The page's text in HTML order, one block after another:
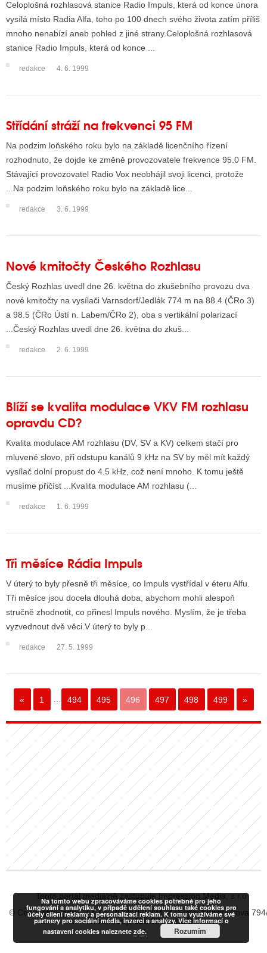
Celoplošná rozhlasová stanice Radio Impuls, která od konce února
vysílá místo Radia Alfa, toho po 100 dnech svého života zatím příliš
mnoho nenabízí aneb pohled z jiné strany.Celoplošná rozhlasová
stanice Radio Impuls, která od konce ...
redakce 4. 6. 1999
Střídání stráží na frekvenci 95 FM
Na podzim loňského roku bylo na základě licenčního řízení
rozhodnuto, že dojde ke změně provozovatele frekvence 95.0 FM.
Stávající provozovatel Radio Vox neobhájil svoji licenci, protože
...Na podzim loňského roku bylo na základě lice...
redakce 3. 6. 1999
Nové kmitočty Českého Rozhlasu
Český Rozhlas uvedl dne 26. května do zkušebního provozu dva
nové kmitočty na vysílači Varnsdorf/Jedlák 774 m na 88.4 (ČRo 3)
a 98.5 (ČRo Ústí n. Labem/ČRo 2), oba s vertikální polarizací
...Český Rozhlas uvedl dne 26. května do zkuš...
redakce 2. 6. 1999
Blíží se kvalita modulace VKV FM rozhlasu
opravdu CD?
Kvalita modulace AM rozhlasu (DV, SV a KV) celkem stačí pro
mluvené slovo, při odstupu kanálů 9 kHz na SV by měl mít každý
vysílač dolní propust do 4.5 kHz, což není mnoho. K tomu ještě
musíme přičíst ...Kvalita modulace AM rozhlasu (...
redakce 1. 6. 1999
Tři měsíce Rádia Impuls
V úterý to byly přesně tři měsíce, co Impuls vystřídal v éteru Alfu.
Tři měsíce jsou docela dlouhá doba, abychom mohli alespoň
stručně zhodnotit, co přinesl Impuls nového. Myslím, že je třeba
vyzvednout dvě věci.V úterý to byly p...
redakce 27. 5. 1999
« 1 494 495 496 497 498 499 »
Tento portál mediálně zastupuje Impression Media, s.r.o.
© Copyright RadiaCZ s.r.o., IČO: 06533434, Sídlo: Koperníkova
Vinohrady, 120 00 Praha 2
Na tomto webu zpracováváme cookies potřebné pro jeho
fungování a analytiku, v případě udělení souhlasu také cookies pro
účely cílení reklamy a personalizaci reklam. K tomu využíváme své
partnery pro sociální média, inzerci a analýzy. Více informací o
nastavení cookies naleznete zde. Rozumím